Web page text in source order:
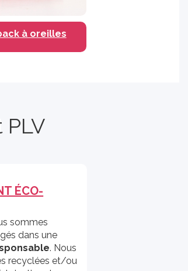
à oreilles
ÉCO-
sommes
dans une
. Nous
recyclées et/ou